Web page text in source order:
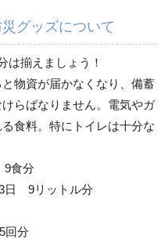
グッズについて
は揃えましょう！
物資が届かなくなり、備蓄
らばなりません。電気やガ
食料。特にトイレは十分な
食分
日 9リットル分
回分